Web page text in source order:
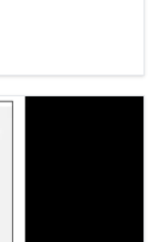
вічне, і